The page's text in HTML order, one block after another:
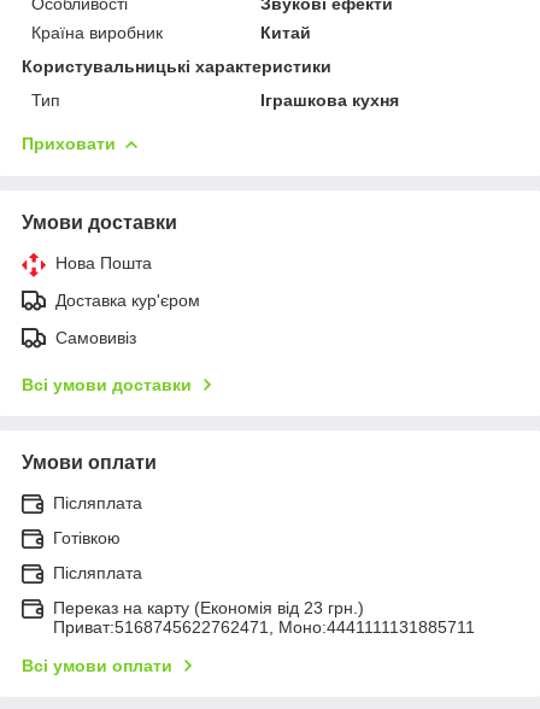
Країна виробник
Китай
Користувальницькі характеристики
Тип
Іграшкова кухня
Приховати
Умови доставки
Нова Пошта
Доставка кур'єром
Самовивіз
Всі умови доставки
Умови оплати
Післяплата
Готівкою
Післяплата
Переказ на карту (Економія від 23 грн.)
Приват:5168745622762471, Моно:4441111131885711
Всі умови оплати